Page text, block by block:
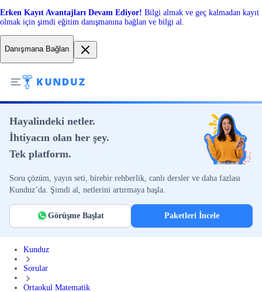
Erken Kayıt Avantajları Devam Ediyor! Bilgi almak ve geç kalmadan kayıt
olmak için şimdi eğitim danışmanına bağlan ve bilgi al.
Danışmana Bağlan
Hayalindeki netler.
İhtiyacın olan her şey.
Tek platform.
Soru çözüm, yayın seti, birebir rehberlik, canlı dersler ve daha fazlası
Kunduz’da. Şimdi al, netlerini artırmaya başla.
Görüşme Başlat Paketleri İncele
Kunduz
Sorular
Ortaokul Matematik